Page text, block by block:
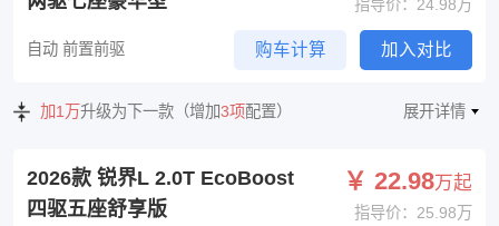
指导价：24.98万
自动 前置前驱 购车计算 加入对比
加1万升级为下一款（增加3项配置） 展开详情
2026款 锐界L 2.0T EcoBoost
四驱五座舒享版
￥ 22.98万起
指导价：25.98万